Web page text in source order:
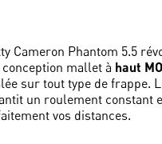
Cameron Phantom 5.5
conception mallet à haut
sur tout type de frappe.
un roulement constant
vos distances.